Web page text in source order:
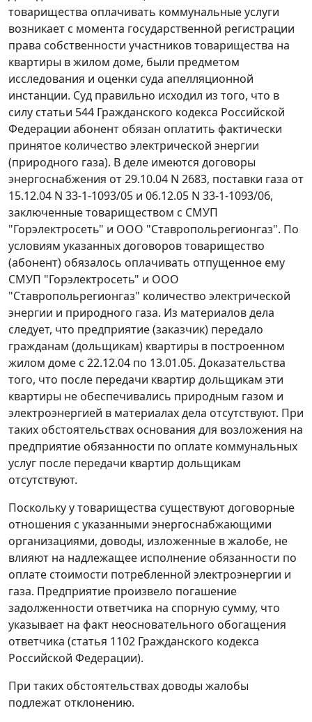
товарищества оплачивать коммунальные услуги
возникает с момента государственной регистрации
права собственности участников товарищества на
квартиры в жилом доме, были предметом
исследования и оценки суда апелляционной
инстанции. Суд правильно исходил из того, что в
силу статьи 544 Гражданского кодекса Российской
Федерации абонент обязан оплатить фактически
принятое количество электрической энергии
(природного газа). В деле имеются договоры
энергоснабжения от 29.10.04 N 2683, поставки газа от
15.12.04 N 33-1-1093/05 и 06.12.05 N 33-1-1093/06,
заключенные товариществом с СМУП
"Горэлектросеть" и ООО "Ставропольрегионгаз". По
условиям указанных договоров товарищество
(абонент) обязалось оплачивать отпущенное ему
СМУП "Горэлектросеть" и ООО
"Ставропольрегионгаз" количество электрической
энергии и природного газа. Из материалов дела
следует, что предприятие (заказчик) передало
гражданам (дольщикам) квартиры в построенном
жилом доме с 22.12.04 по 13.01.05. Доказательства
того, что после передачи квартир дольщикам эти
квартиры не обеспечивались природным газом и
электроэнергией в материалах дела отсутствуют. При
таких обстоятельствах основания для возложения на
предприятие обязанности по оплате коммунальных
услуг после передачи квартир дольщикам
отсутствуют.
Поскольку у товарищества существуют договорные
отношения с указанными энергоснабжающими
организациями, доводы, изложенные в жалобе, не
влияют на надлежащее исполнение обязанности по
оплате стоимости потребленной электроэнергии и
газа. Предприятие произвело погашение
задолженности ответчика на спорную сумму, что
указывает на факт неосновательного обогащения
ответчика (статья 1102 Гражданского кодекса
Российской Федерации).
При таких обстоятельствах доводы жалобы
подлежат отклонению.